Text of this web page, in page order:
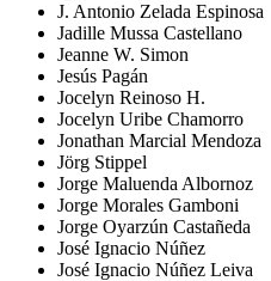
J. Antonio Zelada Espinosa
Jadille Mussa Castellano
Jeanne W. Simon
Jesús Pagán
Jocelyn Reinoso H.
Jocelyn Uribe Chamorro
Jonathan Marcial Mendoza
Jörg Stippel
Jorge Maluenda Albornoz
Jorge Morales Gamboni
Jorge Oyarzún Castañeda
José Ignacio Núñez
José Ignacio Núñez Leiva